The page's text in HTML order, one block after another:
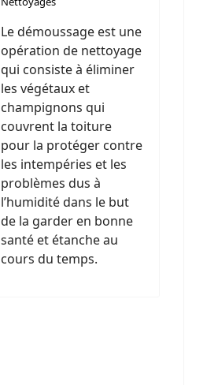
Le démoussage est une
opération de nettoyage
qui consiste à éliminer
les végétaux et
champignons qui
couvrent la toiture
pour la protéger contre
les intempéries et les
problèmes dus à
l’humidité dans le but
de la garder en bonne
santé et étanche au
cours du temps.